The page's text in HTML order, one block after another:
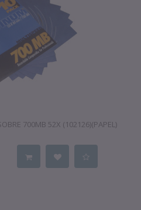
700MB 52X (102126)(PAPEL)